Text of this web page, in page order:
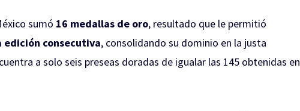
sumó 16 medallas de oro, resultado que le permitió
edición consecutiva, consolidando su dominio en la justa
a solo seis preseas doradas de igualar las 145 obtenidas en